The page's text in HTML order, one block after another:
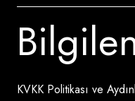
KVKK Politikası ve